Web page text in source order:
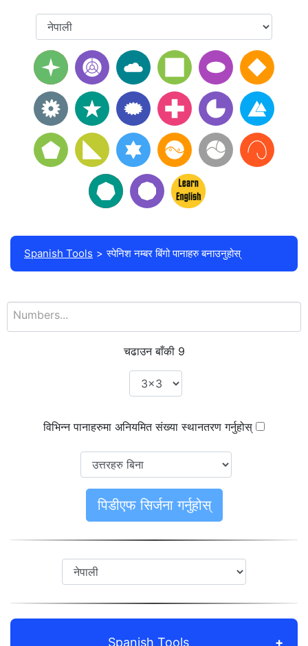
Spanish Tools स्पेनिश नम्बर बिंगो पानाहरु बनाउनुहोस्
चढाउन बाँकी 9
विभिन्न पानाहरुमा अनियमित संख्या स्थानतरण गर्नुहोस्
पिडीएफ सिर्जना गर्नुहोस्
Spanish Tools